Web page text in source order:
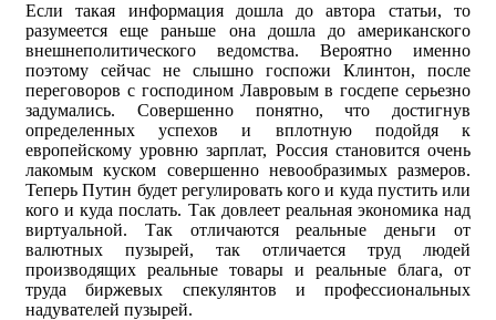
Если такая информация дошла до автора статьи, то
разумеется еще раньше она дошла до американского
внешнеполитического ведомства. Вероятно именно
поэтому сейчас не слышно госпожи Клинтон, после
переговоров с господином Лавровым в госдепе серьезно
задумались. Совершенно понятно, что достигнув
определенных успехов и вплотную подойдя к
европейскому уровню зарплат, Россия становится очень
лакомым куском совершенно невообразимых размеров.
Теперь Путин будет регулировать кого и куда пустить или
кого и куда послать. Так довлеет реальная экономика над
виртуальной. Так отличаются реальные деньги от
валютных пузырей, так отличается труд людей
производящих реальные товары и реальные блага, от
труда биржевых спекулянтов и профессиональных
надувателей пузырей.